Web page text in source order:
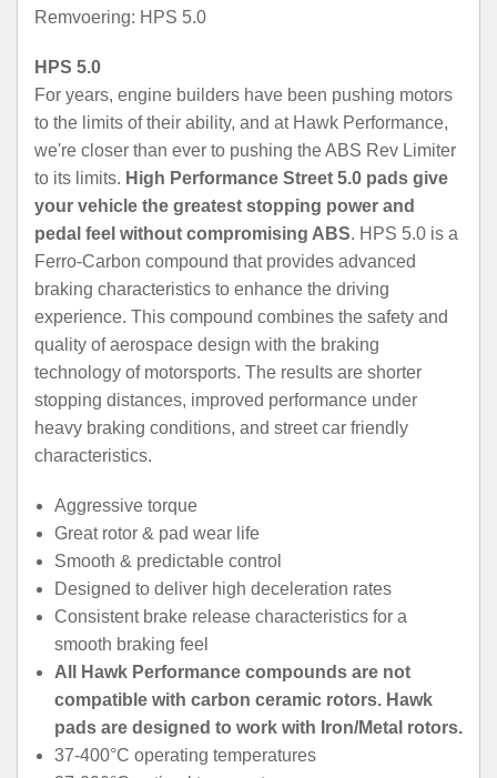
Remvoering: HPS 5.0
HPS 5.0
For years, engine builders have been pushing motors
to the limits of their ability, and at Hawk Performance,
we're closer than ever to pushing the ABS Rev Limiter
to its limits. High Performance Street 5.0 pads give
your vehicle the greatest stopping power and
pedal feel without compromising ABS. HPS 5.0 is a
Ferro-Carbon compound that provides advanced
braking characteristics to enhance the driving
experience. This compound combines the safety and
quality of aerospace design with the braking
technology of motorsports. The results are shorter
stopping distances, improved performance under
heavy braking conditions, and street car friendly
characteristics.
Aggressive torque
Great rotor & pad wear life
Smooth & predictable control
Designed to deliver high deceleration rates
Consistent brake release characteristics for a
smooth braking feel
All Hawk Performance compounds are not
compatible with carbon ceramic rotors. Hawk
pads are designed to work with Iron/Metal rotors.
37-400°C operating temperatures